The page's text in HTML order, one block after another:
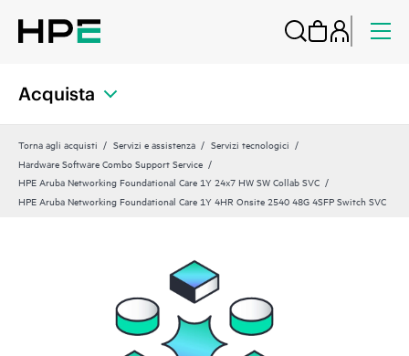
Acquista
Torna agli acquisti Servizi e assistenza
Servizi tecnologici
Hardware Software Combo Support Service
HPE Aruba Networking Foundational Care 1Y 24x7 HW SW Collab SVC
HPE Aruba Networking Foundational Care 1Y 4HR Onsite 2540 48G 4SFP Switch SVC